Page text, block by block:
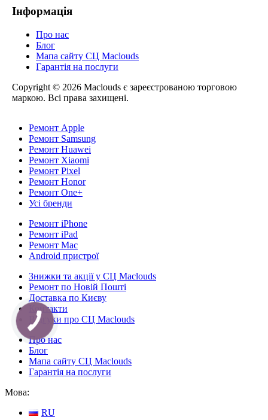
Інформація
Про нас
Блог
Мапа сайту СЦ Maclouds
Гарантія на послуги
Copyright © 2026 Maclouds є зареєстрованою торговою
маркою. Всі права захищені.
Ремонт Apple
Ремонт Samsung
Ремонт Huawei
Ремонт Xiaomi
Ремонт Pixel
Ремонт Honor
Ремонт One+
Усі бренди
Ремонт iPhone
Ремонт iPad
Ремонт Mac
Android пристрої
Знижки та акції у СЦ Maclouds
Ремонт по Новій Пошті
Доставка по Києву
Контакти
Відгуки про СЦ Maclouds
Про нас
Блог
Мапа сайту СЦ Maclouds
Гарантія на послуги
Мова:
RU